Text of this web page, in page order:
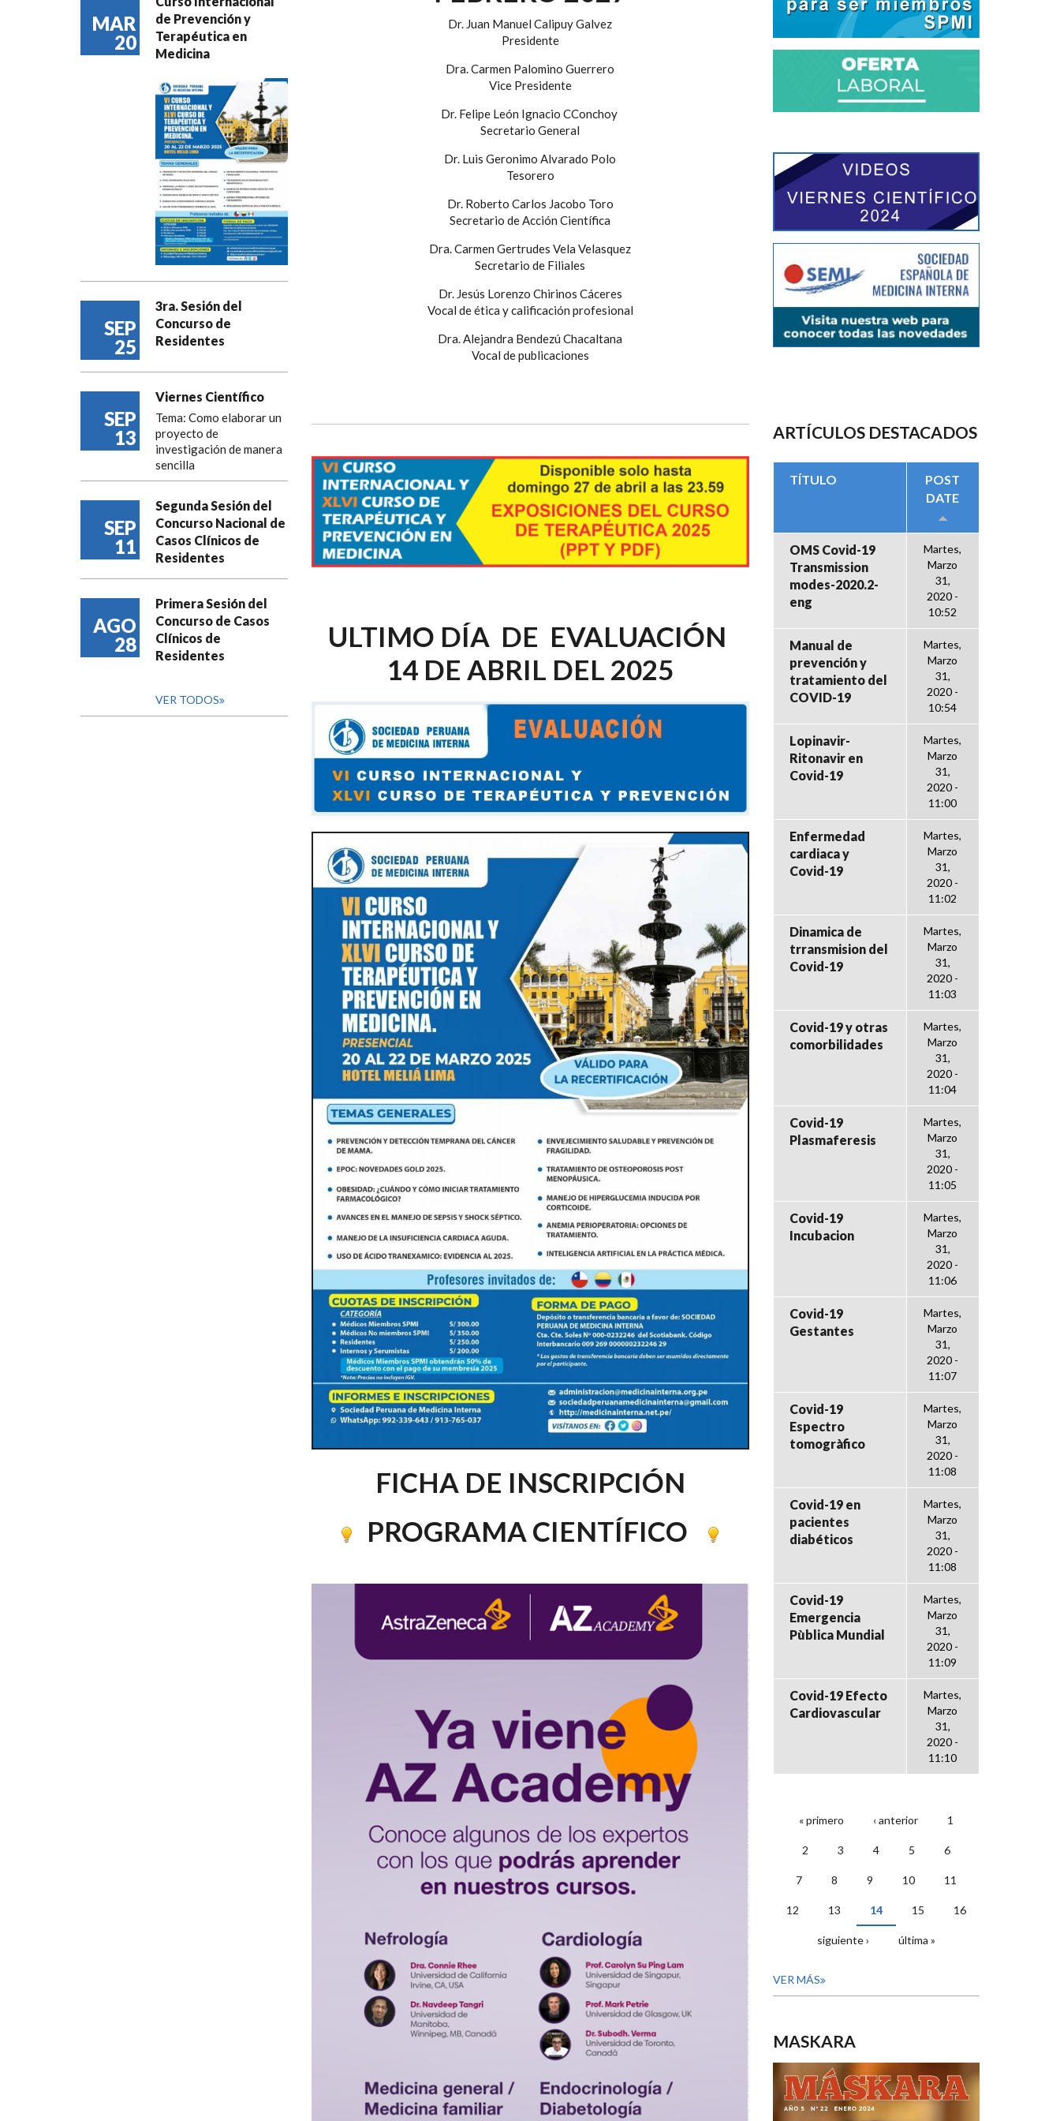
MAR
20
de Prevención y
Terapéutica en
Medicina
SEP
25
3ra. Sesión del
Concurso de
Residentes
SEP
13
Viernes Científico
Tema: Como elaborar un
proyecto de
investigación de manera
sencilla
SEP
11
Segunda Sesión del
Concurso Nacional de
Casos Clínicos de
Residentes
AGO
28
Primera Sesión del
Concurso de Casos
Clínicos de
Residentes
VER TODOS
Dr. Juan Manuel Calipuy Galvez
Presidente
Dra. Carmen Palomino Guerrero
Vice Presidente
Dr. Felipe León Ignacio CConchoy
Secretario General
Dr. Luis Geronimo Alvarado Polo
Tesorero
Dr. Roberto Carlos Jacobo Toro
Secretario de Acción Científica
Dra. Carmen Gertrudes Vela Velasquez
Secretario de Filiales
Dr. Jesús Lorenzo Chirinos Cáceres
Vocal de ética y calificación profesional
Dra. Alejandra Bendezú Chacaltana
Vocal de publicaciones
ULTIMO DÍA DE EVALUACIÓN
14 DE ABRIL DEL 2025
FICHA DE INSCRIPCIÓN
PROGRAMA CIENTÍFICO
ARTÍCULOS DESTACADOS
TÍTULO
POST
DATE
OMS Covid-19
Transmission
modes-2020.2-
eng
Martes,
Marzo
31,
2020 -
10:52
Manual de
prevención y
tratamiento del
COVID-19
Martes,
Marzo
31,
2020 -
10:54
Lopinavir-
Ritonavir en
Covid-19
Martes,
Marzo
31,
2020 -
11:00
Enfermedad
cardiaca y
Covid-19
Martes,
Marzo
31,
2020 -
11:02
Dinamica de
trransmision del
Covid-19
Martes,
Marzo
31,
2020 -
11:03
Covid-19 y otras
comorbilidades
Martes,
Marzo
31,
2020 -
11:04
Covid-19
Plasmaferesis
Martes,
Marzo
31,
2020 -
11:05
Covid-19
Incubacion
Martes,
Marzo
31,
2020 -
11:06
Covid-19
Gestantes
Martes,
Marzo
31,
2020 -
11:07
Covid-19
Espectro
tomogràfico
Martes,
Marzo
31,
2020 -
11:08
Covid-19 en
pacientes
diabéticos
Martes,
Marzo
31,
2020 -
11:08
Covid-19
Emergencia
Pùblica Mundial
Martes,
Marzo
31,
2020 -
11:09
Covid-19 Efecto
Cardiovascular
Martes,
Marzo
31,
2020 -
11:10
PÁGINAS
« primero ‹ anterior 1
2 3 4 5 6
7 8 9 10 11
12 13 14 15 16
siguiente › última »
VER MÁS
MASKARA